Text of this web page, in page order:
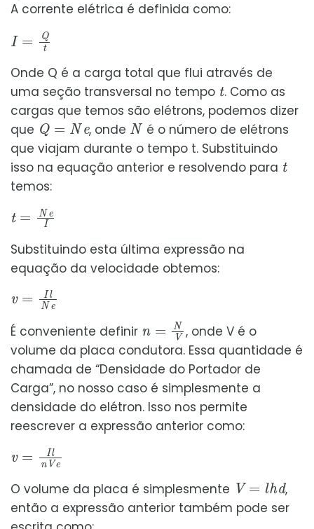
A corrente elétrica é definida como:
I= t
Onde Q é a carga total que flui através de
uma seção transversal no tempo
t
. Como as
cargas que temos são elétrons, podemos dizer
que
Q=Ne
, onde
N
é o número de elétrons
que viajam durante o tempo t. Substituindo
isso na equação anterior e resolvendo para
temos:
eI
Substituindo esta última expressão na
equação da velocidade obtemos:
Ne
É conveniente definir
V
, onde V é o
volume da placa condutora. Essa quantidade é
chamada de “Densidade do Portador de
Carga”, no nosso caso é simplesmente a
densidade do elétron. Isso nos permite
reescrever a expressão anterior como:
V
O volume da placa é simplesmente
V= hd
,
então a expressão anterior também pode ser